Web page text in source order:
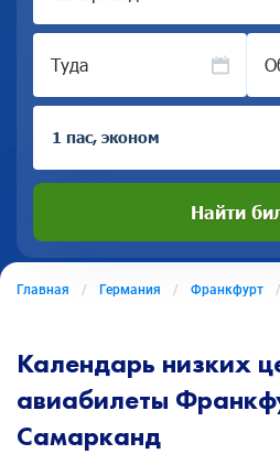
Туда
1 пас, эконом
Найти
Главная Германия Франкфурт
Календарь низких
авиабилеты
Самарканд